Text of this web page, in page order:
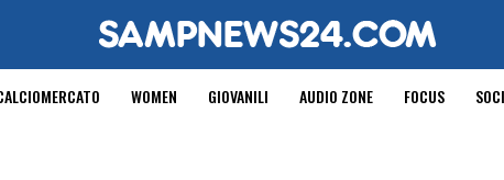
WOMEN GIOVANILI AUDIO ZONE FOCUS